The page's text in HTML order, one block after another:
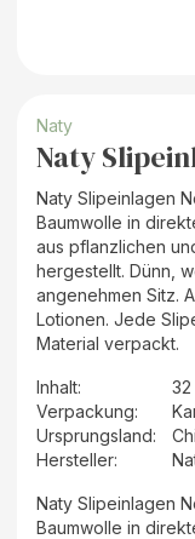
Naty
Naty
Naty Slipeinlagen
Baumwolle in
aus pflanzlichen
hergestellt. Dünn,
angenehmen Sitz.
Lotionen. Jede
Material verpackt.
Inhalt:
Verpackung:
Ursprungsland:
Hersteller:
Naty Slipeinlagen
Baumwolle in